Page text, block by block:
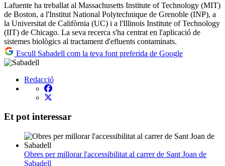
Lafuente ha treballat al Massachusetts Institute of Technology (MIT)
de Boston, a l'Institut National Polytechnique de Grenoble (INP), a
la Universitat de Califòrnia (UC) i a l'Illinois Institute of Technology
(IIT) de Chicago. La seva recerca s'ha centrat en l'aplicació de
sistemes biològics al tractament d'efluents contaminats.
Escull Sabadell com la teva font preferida de Google
Redacció
Et pot interessar
Obres per millorar l'accessibilitat al carrer de Sant Joan de
Sabadell